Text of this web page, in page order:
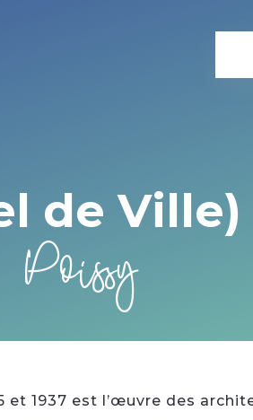
de Ville)
Poissy
et 1937 est l’œuvre des